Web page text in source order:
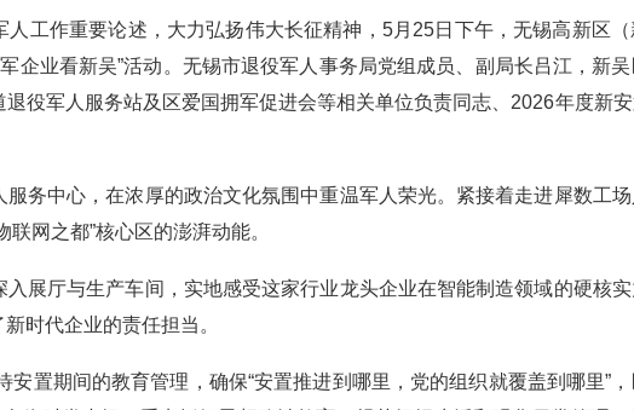
作重要论述，大力弘扬伟大长征精神，5月25日下午，无锡高新区（
企业看新吴”活动。无锡市退役军人事务局党组成员、副局长吕江，新
役军人服务站及区爱国拥军促进会等相关单位负责同志、2026年度新
中心，在浓厚的政治文化氛围中重温军人荣光。紧接着走进犀数工
网之都”核心区的澎湃动能。
厅与生产车间，实地感受这家行业龙头企业在智能制造领域的硬核
时代企业的责任担当。
期间的教育管理，确保“安置推进到哪里，党的组织就覆盖到哪里”